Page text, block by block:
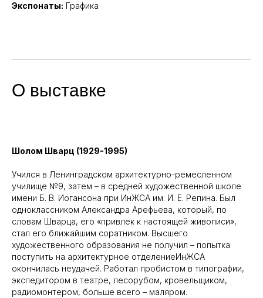
Экспонаты: Графика
О выставке
Шолом Шварц (1929-1995)
Учился в Ленинградском архитектурно-ремесленном
училище №9, затем – в средней художественной школе
имени Б. В. Иогансона при ИнЖСА им. И. Е. Репина. Был
одноклассником Александра Арефьева, который, по
словам Шварца, его «привлек к настоящей живописи»,
стал его ближайшим соратником. Высшего
художественного образования не получил – попытка
поступить на архитектурное отделениеИнЖСА
окончилась неудачей. Работал пробистом в типографии,
экспедитором в театре, лесорубом, кровельщиком,
радиомонтером, больше всего – маляром.